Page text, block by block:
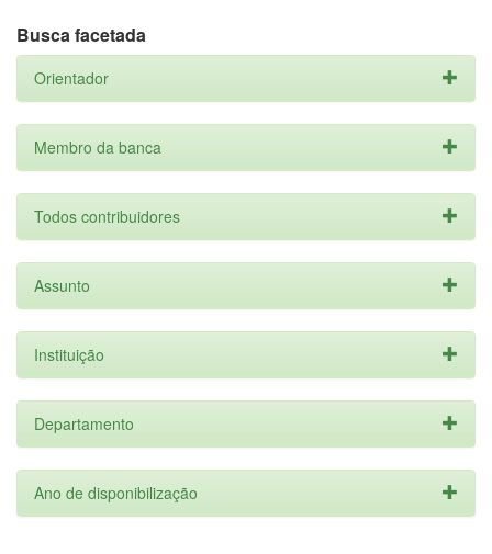
Busca facetada
Orientador
Membro da banca
Todos contribuidores
Assunto
Instituição
Departamento
Ano de disponibilização